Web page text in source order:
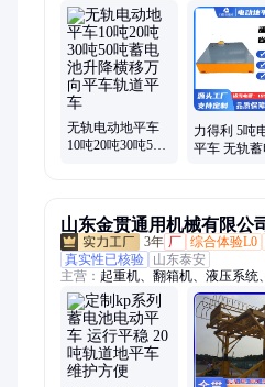
门吊
无轨电动地平车
10吨20吨30吨50
力得利 5吨
平车 无轨蓄
山东金贯通用机械有限公
3年 厂 综合体验L0
真实性已核验
山东泰安
主营： 起重机、翻箱机、液压系统
池电动平车、悬臂吊机、起重链
提升机料斗、固定式集装箱、安全
向移动龙门、集装箱翻转机、多
集装箱装卸设备